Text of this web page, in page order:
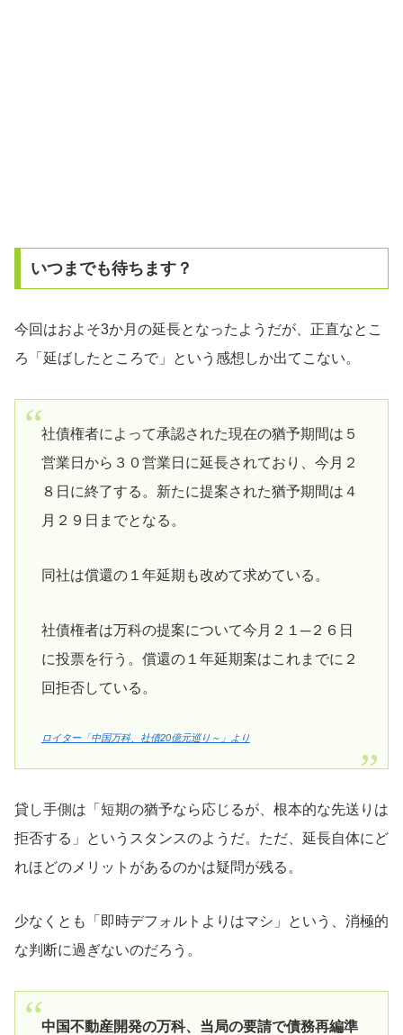
いつまでも待ちます？
今回はおよそ3か月の延長となったようだが、正直なとこ
ろ「延ばしたところで」という感想しか出てこない。
社債権者によって承認された現在の猶予期間は５
営業日から３０営業日に延長されており、今月２
８日に終了する。新たに提案された猶予期間は４
月２９日までとなる。
同社は償還の１年延期も改めて求めている。
社債権者は万科の提案について今月２１─２６日
に投票を行う。償還の１年延期案はこれまでに２
回拒否している。
ロイター「中国万科、社債20億元巡り～」より
貸し手側は「短期の猶予なら応じるが、根本的な先送りは
拒否する」というスタンスのようだ。ただ、延長自体にど
れほどのメリットがあるのかは疑問が残る。
少なくとも「即時デフォルトよりはマシ」という、消極的
な判断に過ぎないのだろう。
中国不動産開発の万科、当局の要請で債務再編準